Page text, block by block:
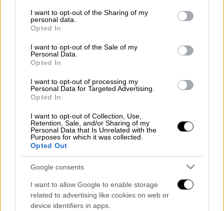
not limited to your visit or usage behaviour. You may click to
grant or deny consent to Google and its third-party tags to
use your data for below specified purposes in below Google
consent section.
I want to opt-out of the Sharing of my
personal data.
Opted In
I want to opt-out of the Sale of my
Personal Data.
Opted In
I want to opt-out of processing my
Personal Data for Targeted Advertising.
Opted In
I want to opt-out of Collection, Use,
Retention, Sale, and/or Sharing of my
Personal Data that Is Unrelated with the
Purposes for which it was collected.
Opted Out
Google consents
I want to allow Google to enable storage
related to advertising like cookies on web or
device identifiers in apps.
Λόγω της περιόδου της αυξημένης ζήτησης
ΕΦΕΤ υπογραμμίζει την πιθανότητα
επανάληψης παρόμοιων παράνομων
διακινήσεων ποσοτήτων άγνωστης
προέλευσης οστρακοειδών και εφιστά την
προσοχή αρμοδίων Υπηρεσιών,
επιχειρήσεων και του καταναλωτικού
κοινού.
Επειδή τα όστρακα είναι ευαλλοίωτα και
μεγάλης επικινδυνότητας, εάν δεν
προέρχονται από επιτρεπόμενες ζώνες
αλίευσης, πρέπει να δοθεί ιδιαίτερη
προσοχή τόσο στη λιανική πώληση –